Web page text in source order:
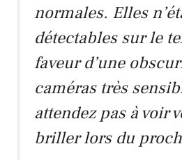
normales. Elles
détectables sur le
faveur d’une
caméras très
attendez pas à voir
briller lors du